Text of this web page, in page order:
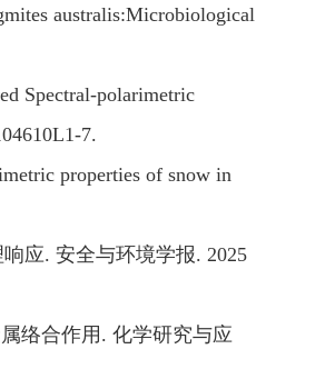
australis:Microbiological
Spectral-polarimetric
7.
properties of snow in
响应. 安全与环境学报. 2025
络合作用 . 化学研究与应